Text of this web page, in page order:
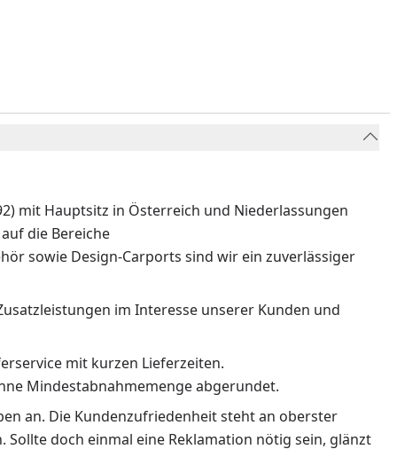
mit Hauptsitz in Österreich und Niederlassungen
die Bereiche
sowie Design-Carports sind wir ein zuverlässiger
im Interesse unserer Kunden und
mit kurzen Lieferzeiten.
Mindestabnahmemenge abgerundet.
an. Die Kundenzufriedenheit steht an oberster
doch einmal eine Reklamation nötig sein, glänzt